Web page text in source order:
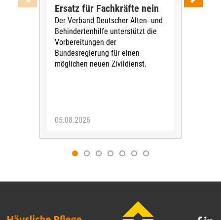
Ersatz für Fachkräfte nein
Der Verband Deutscher Alten- und
Behindertenhilfe unterstützt die
Vorbereitungen der
Bundesregierung für einen
möglichen neuen Zivildienst.
05.08.2026